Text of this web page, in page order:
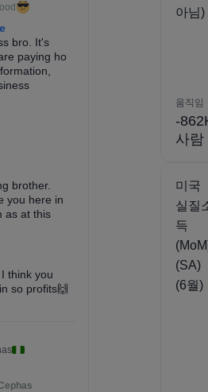
아님)
움직임
-
사람
미국
실질
득
(SA)
(6월)